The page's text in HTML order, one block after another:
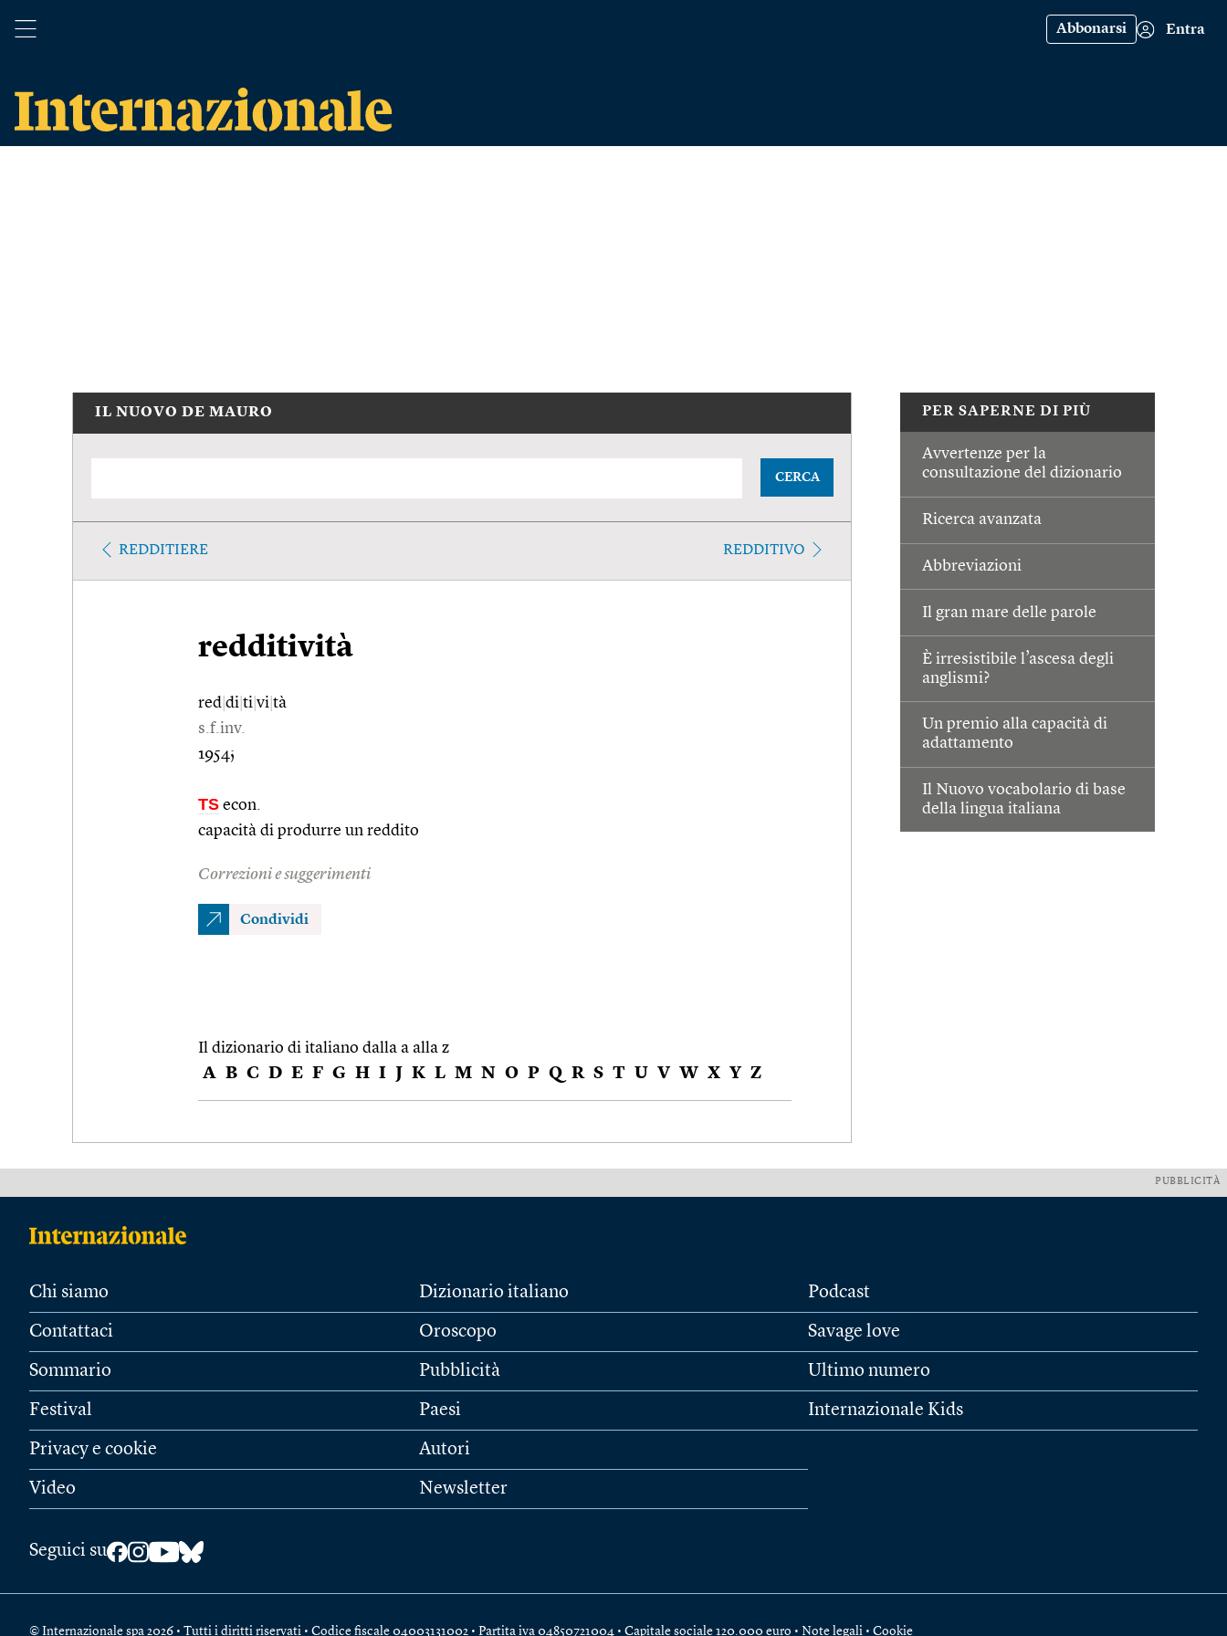
Abbonarsi Entra
PER SAPERNE DI PIÙ
Avvertenze per la
consultazione del dizionario
Ricerca avanzata
Abbreviazioni
Il gran mare delle parole
È irresistibile l’ascesa degli
anglismi?
Un premio alla capacità di
adattamento
Il Nuovo vocabolario di base
della lingua italiana
IL NUOVO DE MAURO
CERCA
REDDITIERE REDDITIVO
redditività
red di ti vi tà
s.f.inv.
1954;
TS econ.
capacità di produrre un reddito
Correzioni e suggerimenti
Condividi
Il dizionario di italiano dalla a alla z
A B C D E F G H I J K L M N O P Q R S T U V W X Y Z
PUBBLICITÀ
Chi siamo
Contattaci
Sommario
Festival
Privacy e cookie
Video
Dizionario italiano
Oroscopo
Pubblicità
Paesi
Autori
Newsletter
Podcast
Savage love
Ultimo numero
Internazionale Kids
Seguici su
© Internazionale spa 2026 • Tutti i diritti riservati • Codice fiscale 04003131002 • Partita iva 04850721004 • Capitale sociale 120.000 euro • Note legali • Cookie